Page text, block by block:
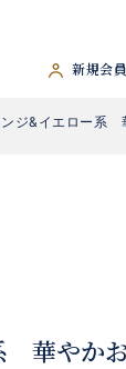
新規会
#供アレンジ
ジ&イエロー
華や